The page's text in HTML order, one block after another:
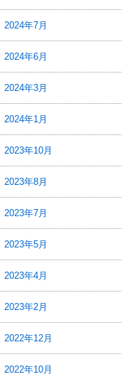
2024年7月
2024年6月
2024年3月
2024年1月
2023年10月
2023年8月
2023年7月
2023年5月
2023年4月
2023年2月
2022年12月
2022年10月